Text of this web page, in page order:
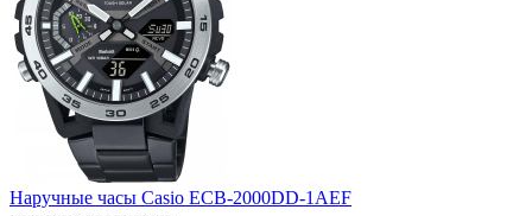
Наручные часы Casio ECB-2000DD-1AEF